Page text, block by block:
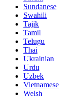
Sundanese
Swahili
Tajik
Tamil
Telugu
Thai
Ukrainian
Urdu
Uzbek
Vietnamese
Welsh